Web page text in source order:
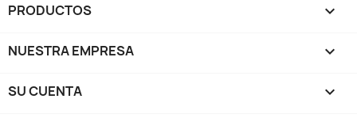
PRODUCTOS 
NUESTRA EMPRESA 
SU CUENTA 